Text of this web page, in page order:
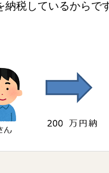
税しているからで